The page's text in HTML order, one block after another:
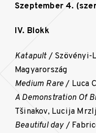
Szeptember 4.
IV. Blokk
Katapult/ Szövényi-
Magyarország
Medium Rare/ Luca
A Demonstration Of
Tšinakov, Lucija
Beautiful day/